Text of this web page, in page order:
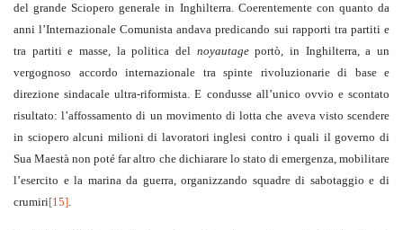
del grande Sciopero generale in Inghilterra. Coerentemente con quanto da
anni l’Internazionale Comunista andava predicando sui rapporti tra partiti e
tra partiti e masse, la politica del noyautageportò, in Inghilterra, a un
vergognoso accordo internazionale tra spinte rivoluzionarie di base e
direzione sindacale ultra-riformista. E condusse all’unico ovvio e scontato
risultato: l’affossamento di un movimento di lotta che aveva visto scendere
in sciopero alcuni milioni di lavoratori inglesi contro i quali il governo di
Sua Maestà non poté far altro che dichiarare lo stato di emergenza, mobilitare
l’esercito e la marina da guerra, organizzando squadre di sabotaggio e di
crumiri[15].